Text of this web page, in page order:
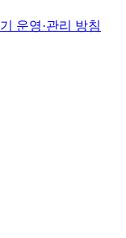
운영·관리 방침